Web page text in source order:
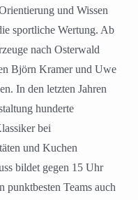
und Wissen
sportliche Wertung. Ab
nach Osterwald
Björn Kramer und Uwe
In den letzten Jahren
hunderte
bei
und Kuchen
bildet gegen 15 Uhr
punktbesten Teams auch